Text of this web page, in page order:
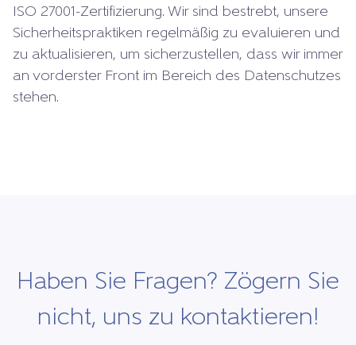
ISO 27001-Zertifizierung. Wir sind bestrebt, unsere
Sicherheitspraktiken regelmäßig zu evaluieren und
zu aktualisieren, um sicherzustellen, dass wir immer
an vorderster Front im Bereich des Datenschutzes
stehen.
Haben Sie Fragen? Zögern Sie
nicht, uns zu kontaktieren!